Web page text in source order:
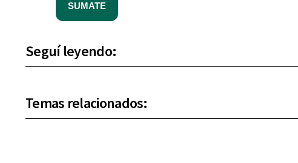
SUMATE
Seguí leyendo:
Temas relacionados: